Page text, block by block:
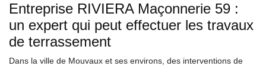
Entreprise RIVIERA Maçonnerie 59 :
un expert qui peut effectuer les travaux
de terrassement
Dans la ville de Mouvaux et ses environs, des interventions de